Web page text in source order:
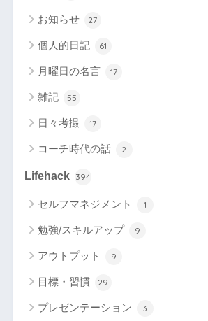
お知らせ 27
個人的日記 61
月曜日の名言 17
雑記 55
日々考撮 17
コーチ時代の話 2
Lifehack 394
セルフマネジメント 1
勉強/スキルアップ 9
アウトプット 9
目標・習慣 29
プレゼンテーション 3